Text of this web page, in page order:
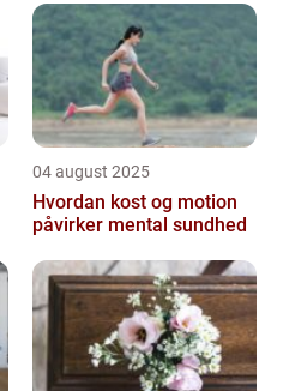
04 august 2025
Hvordan kost og motion
påvirker mental sundhed